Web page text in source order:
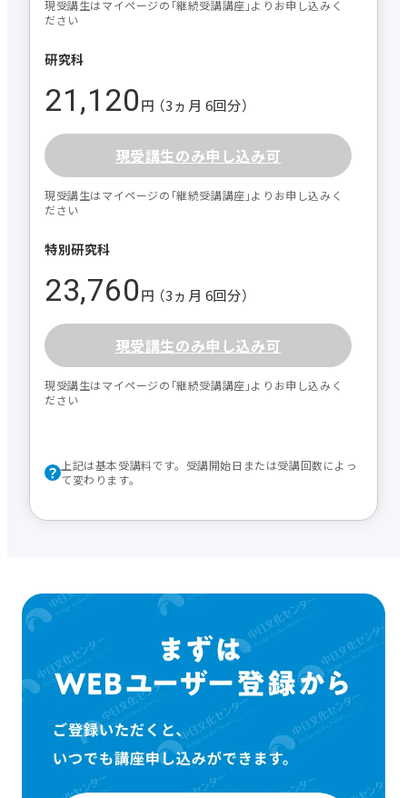
現受講生はマイページの｢継続受講講座｣よりお申し込みく
ださい
研究科
21,120円 （3ヵ月 6回分）
現受講生のみ申し込み可
現受講生はマイページの｢継続受講講座｣よりお申し込みく
ださい
特別研究科
23,760円 （3ヵ月 6回分）
現受講生のみ申し込み可
現受講生はマイページの｢継続受講講座｣よりお申し込みく
ださい
上記は基本受講料です。受講開始日または受講回数によっ
て変わります。